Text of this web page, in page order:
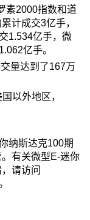
2000指数和道
计成交3亿手，
1.534亿手，微
亿手。
量达到了167万
以外地区，
纳斯达克100期
有关微型E-迷你
请访问